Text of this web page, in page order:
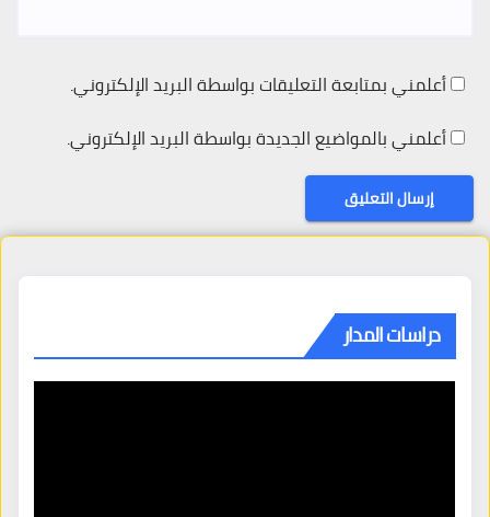
أعلمني بمتابعة التعليقات بواسطة البريد الإلكتروني.
أعلمني بالمواضيع الجديدة بواسطة البريد الإلكتروني.
دراسات المدار